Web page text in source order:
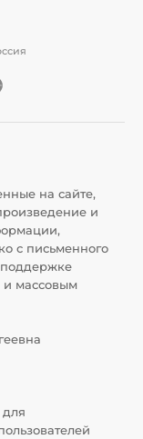
на сайте,
и
с письменного
и массовым
для